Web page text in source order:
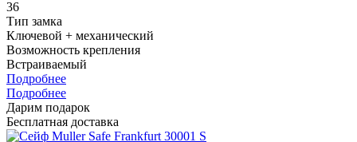
36
Тип замка
Ключевой + механический
Возможность крепления
Встраиваемый
Подробнее
Подробнее
Дарим подарок
Бесплатная доставка